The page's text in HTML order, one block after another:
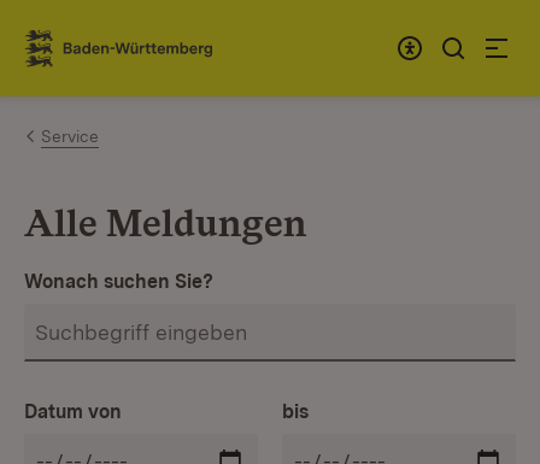
Zum Inhalt springen
Link zur Startseite
Service
Alle Meldungen
Wonach suchen Sie?
Datum von bis